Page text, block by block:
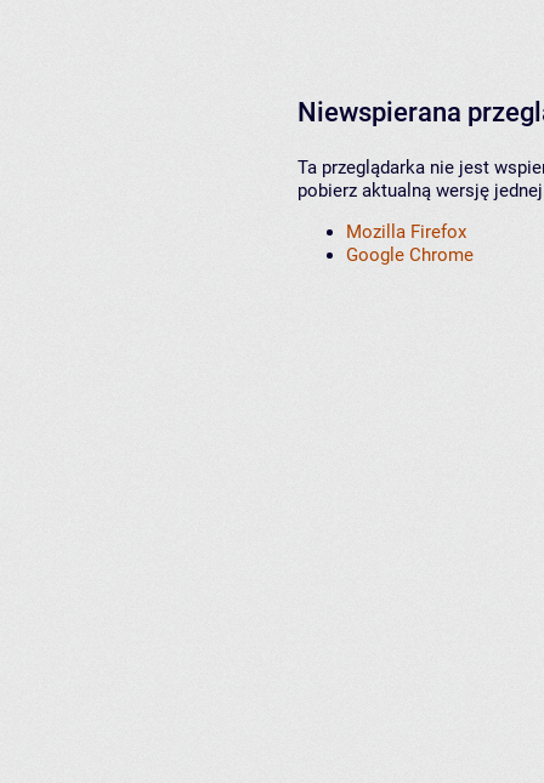
Niewspierana
Ta przeglądarka nie jest
pobierz aktualną wersję
Mozilla Firefox
Google Chrome